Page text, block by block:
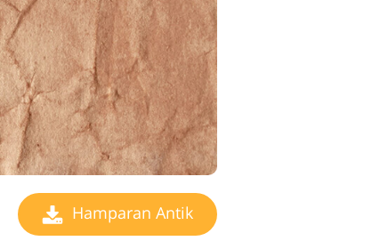
Hamparan Antik